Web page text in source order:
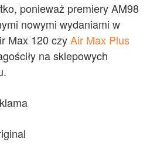
ponieważ premiery AM98
nowymi wydaniami w
Max 120 czyAir Max Plus
na sklepowych